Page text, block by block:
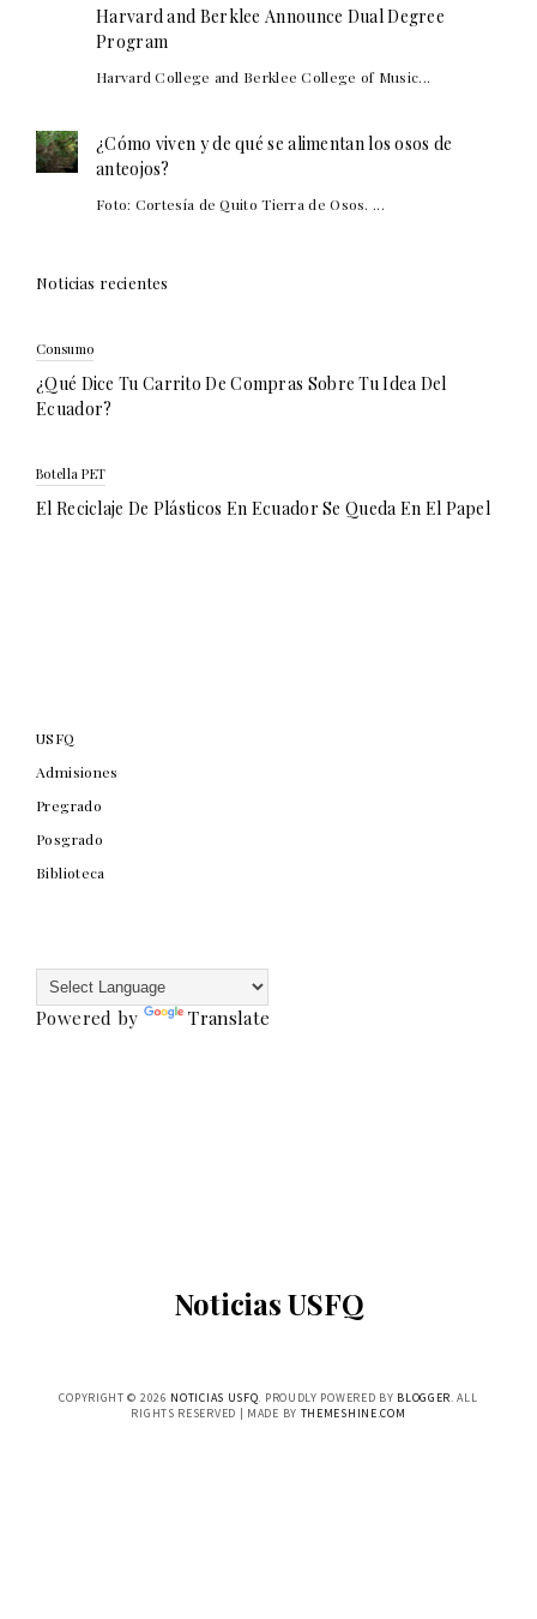
Harvard and Berklee Announce Dual Degree
Program
Harvard College and Berklee College of Music...
¿Cómo viven y de qué se alimentan los osos de
anteojos?
Foto: Cortesía de Quito Tierra de Osos. ...
Noticias recientes
Consumo
¿Qué Dice Tu Carrito De Compras Sobre Tu Idea Del
Ecuador?
Botella PET
El Reciclaje De Plásticos En Ecuador Se Queda En El Papel
USFQ
Admisiones
Pregrado
Posgrado
Biblioteca
Powered by Translate
Noticias USFQ
COPYRIGHT © 2026 NOTICIAS USFQ. PROUDLY POWERED BY BLOGGER. ALL
RIGHTS RESERVED | MADE BY THEMESHINE.COM